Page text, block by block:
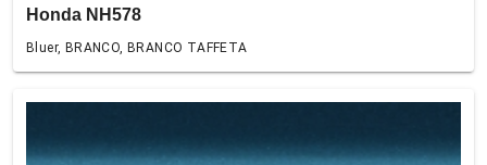
Honda NH578
Bluer, BRANCO, BRANCO TAFFETA